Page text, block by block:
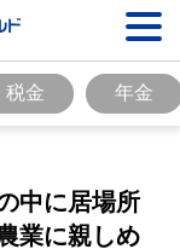
税金 年金
中に居場所
業に親しめ